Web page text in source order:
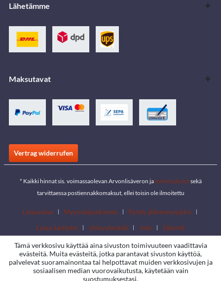
Lähetämme
Maksutavat
Vertrag widerrufen
* Kaikki hinnat sis. voimassaolevan Arvonlisäveron jatoimituskulutsekä
tarvittaessa postiennakkomaksut, ellei toisin ole ilmoitettu
Latausalue Myymäläpaikannin
Ryhdy jälleenmyyjäksi
Lataa luettelot
yhteyshenkilö Jobs Sijainnit
Tämä verkkosivu käyttää aina sivuston toimivuuteen vaadittavia
evästeitä. Muita evästeitä, jotka parantavat sivuston käyttöä,
palvelevat suoramainontaa tai helpottavat muiden verkkosivujen ja
sosiaalisen median vuorovaikutusta, käytetään vain
suostumuksestasi.